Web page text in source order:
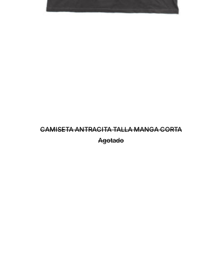
CAMISETA ANTRACITA TALLA MANGA CORTA
Agotado